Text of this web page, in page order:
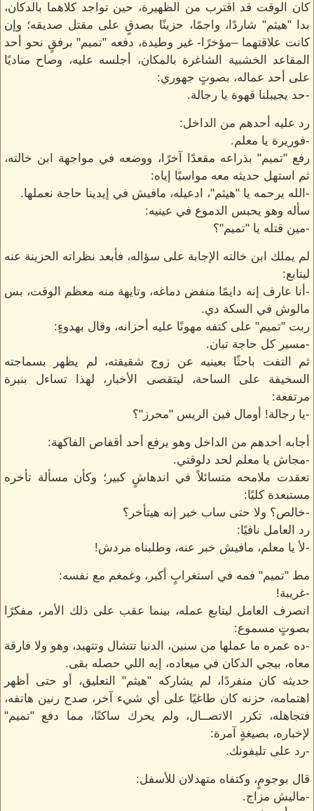
كان الوقت قد اقترب من الظهيرة، حين تواجد كلاهما بالدكان،
بدا "هيثم" شاردًا، واجمًا، حزينًا بصدقٍ على مقتل صديقه؛ وإن
كانت علاقتهما –مؤخرًا- غير وطيدة، دفعه "تميم" برفقٍ نحو أحد
المقاعد الخشبية الشاغرة بالمكان، أجلسه عليه، وصاح مناديًا
على أحد عماله، بصوتٍ جهوري:
-حد يجيبلنا قهوة يا رجالة.
رد عليه أحدهم من الداخل:
-فوريرة يا معلم.
رفع "تميم" بذراعه مقعدًا آخرًا، ووضعه في مواجهة ابن خالته،
ثم استهل حديثه معه مواسيًا إياه:
-الله يرحمه يا "هيثم"، ادعيله، مافيش في إيدينا حاجة نعملها.
سأله وهو يحبس الدموع في عينيه:
-مين قتله يا "تميم"؟
لم يملك ابن خالته الإجابة على سؤاله، فأبعد نظراته الحزينة عنه
ليتابع:
-أنا عارف إنه دايمًا منفض دماغه، وتايهة منه معظم الوقت، بس
مالوش في السكة دي.
ربت "تميم" على كتفه مهونًا عليه أحزانه، وقال بهدوءٍ:
-مسير كل حاجة تبان.
ثم التفت باحثًا بعينيه عن زوج شقيقته، لم يظهر بسماجته
السخيفة على الساحة، ليتقصى الأخبار، لهذا تساءل بنبرة
مرتفعة:
-يا رجالة! أومال فين الريس "محرز"؟
أجابه أحدهم من الداخل وهو يرفع أحد أقفاص الفاكهة:
-مجاش يا معلم لحد دلوقتي.
تعقدت ملامحه متسائلاً في اندهاشٍ كبير؛ وكأن مسألة تأخره
مستبعدة كليًا:
-خالص؟ ولا حتى ساب خبر إنه هيتأخر؟
رد العامل نافيًا:
-لأ يا معلم، مافيش خبر عنه، وطلبناه مردش!
مط "تميم" فمه في استغرابٍ أكبر، وغمغم مع نفسه:
-غريبة!
انصرف العامل ليتابع عمله، بينما عقب على ذلك الأمر، مفكرًا
بصوتٍ مسموع:
-ده عمره ما عملها من سنين، الدنيا تتشال وتتهبد، وهو ولا فارقة
معاه، بيجي الدكان في ميعاده، إيه اللي حصله بقى.
حديثه كان منفردًا، لم يشاركه "هيثم" التعليق، أو حتى أظهر
اهتمامه، حزنه كان طاغيًا على أي شيء آخر، صدح رنين هاتفه،
فتجاهله، تكرر الاتصــال، ولم يحرك ساكنًا، مما دفع "تميم"
لإخباره، بصيغةٍ آمرة:
-رد على تليفونك.
قال بوجومٍ، وكتفاه متهدلان للأسفل:
-ماليش مزاج.